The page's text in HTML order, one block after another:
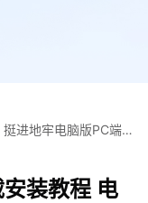
挺进地牢电脑版PC端
装教程 电